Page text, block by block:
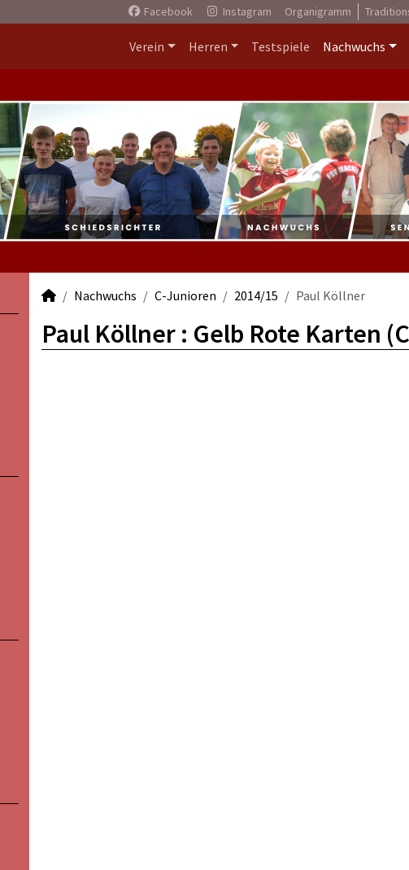
Facebook Instagram Organigramm
Verein Herren Testspiele Nachwuchs
Nachwuchs C-Junioren 2014/15 Paul Köllner
Paul Köllner : Gelb Rote Karten